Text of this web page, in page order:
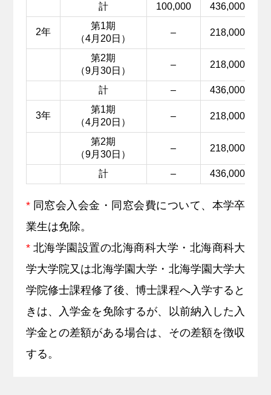
計 100,000 436,000
2年
第1期
（4月20日）
– 218,000
第2期
（9月30日）
– 218,000
計 – 436,000
3年
第1期
（4月20日）
– 218,000
第2期
（9月30日）
– 218,000
計 – 436,000
*同窓会入会金・同窓会費について、本学卒
業生は免除。
*北海学園設置の北海商科大学・北海商科大
学大学院又は北海学園大学・北海学園大学大
学院修士課程修了後、博士課程へ入学すると
きは、入学金を免除するが、以前納入した入
学金との差額がある場合は、その差額を徴収
する。